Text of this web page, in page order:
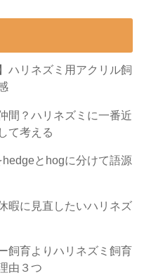
ハリネズミ用アクリル飼
間？ハリネズミに一番近
て考える
hedgeとhogに分けて語源
暇に見直したいハリネズ
飼育よりハリネズミ飼育
由３つ